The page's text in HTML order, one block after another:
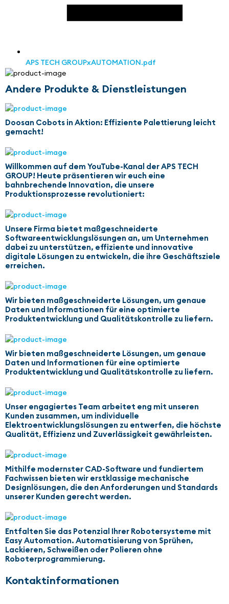
APS TECH GROUPxAUTOMATION.pdf
Andere Produkte & Dienstleistungen
Doosan Cobots in Aktion: Effiziente Palettierung leicht
gemacht!
Willkommen auf dem YouTube-Kanal der APS TECH
GROUP! Heute präsentieren wir euch eine
bahnbrechende Innovation, die unsere
Produktionsprozesse revolutioniert:
Unsere Firma bietet maßgeschneiderte
Softwareentwicklungslösungen an, um Unternehmen
dabei zu unterstützen, effiziente und innovative
digitale Lösungen zu entwickeln, die ihre Geschäftsziele
erreichen.
Wir bieten maßgeschneiderte Lösungen, um genaue
Daten und Informationen für eine optimierte
Produktentwicklung und Qualitätskontrolle zu liefern.
Wir bieten maßgeschneiderte Lösungen, um genaue
Daten und Informationen für eine optimierte
Produktentwicklung und Qualitätskontrolle zu liefern.
Unser engagiertes Team arbeitet eng mit unseren
Kunden zusammen, um individuelle
Elektroentwicklungslösungen zu entwerfen, die höchste
Qualität, Effizienz und Zuverlässigkeit gewährleisten.
Mithilfe modernster CAD-Software und fundiertem
Fachwissen bieten wir erstklassige mechanische
Designlösungen, die den Anforderungen und Standards
unserer Kunden gerecht werden.
Entfalten Sie das Potenzial Ihrer Robotersysteme mit
Easy Automation. Automatisierung von Sprühen,
Lackieren, Schweißen oder Polieren ohne
Roboterprogrammierung.
Kontaktinformationen